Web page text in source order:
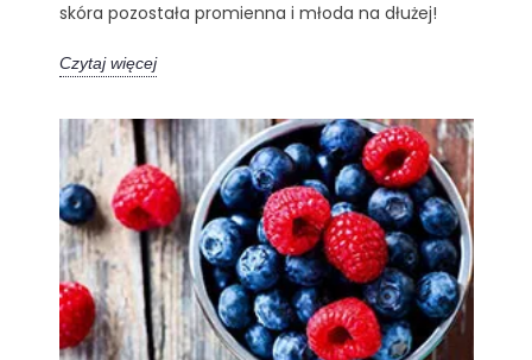
skóra pozostała promienna i młoda na dłużej!
Czytaj więcej